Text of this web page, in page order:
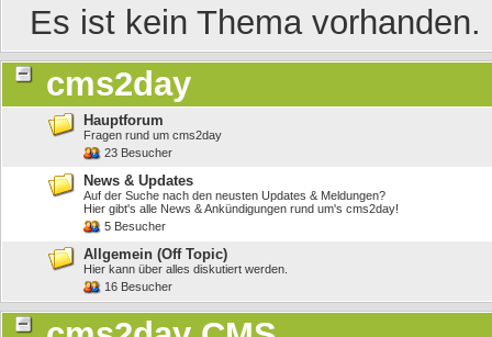
Es ist kein Thema vorhanden.
cms2day
Hauptforum
Fragen rund um cms2day
23 Besucher
News & Updates
Auf der Suche nach den neusten Updates & Meldungen?
Hier gibt's alle News & Ankündigungen rund um's cms2day!
5 Besucher
Allgemein (Off Topic)
Hier kann über alles diskutiert werden.
16 Besucher